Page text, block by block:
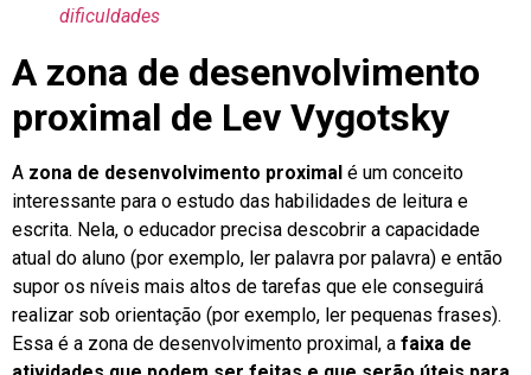
dificuldades
A zona de desenvolvimento
proximal de Lev Vygotsky
A zona de desenvolvimento proximal é um conceito
interessante para o estudo das habilidades de leitura e
escrita. Nela, o educador precisa descobrir a capacidade
atual do aluno (por exemplo, ler palavra por palavra) e então
supor os níveis mais altos de tarefas que ele conseguirá
realizar sob orientação (por exemplo, ler pequenas frases).
Essa é a zona de desenvolvimento proximal, a faixa de